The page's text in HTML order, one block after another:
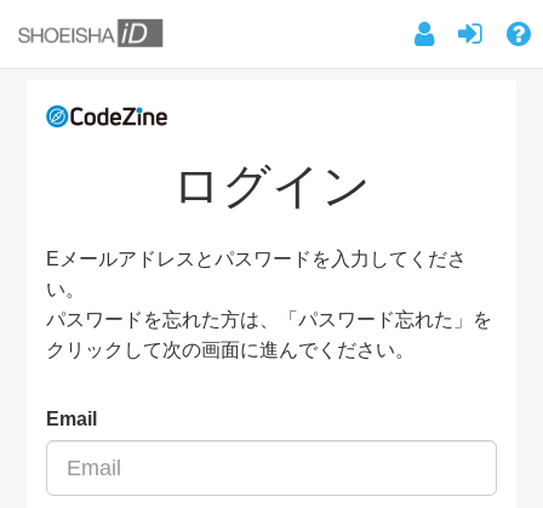
ログイン
Eメールアドレスとパスワードを入力してくださ
い。
パスワードを忘れた方は、「パスワード忘れた」を
クリックして次の画面に進んでください。
Email